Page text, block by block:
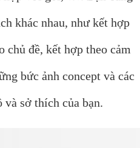
khác nhau, như kết hợp
chủ đề, kết hợp theo cảm
bức ảnh concept và các
sở thích của bạn.